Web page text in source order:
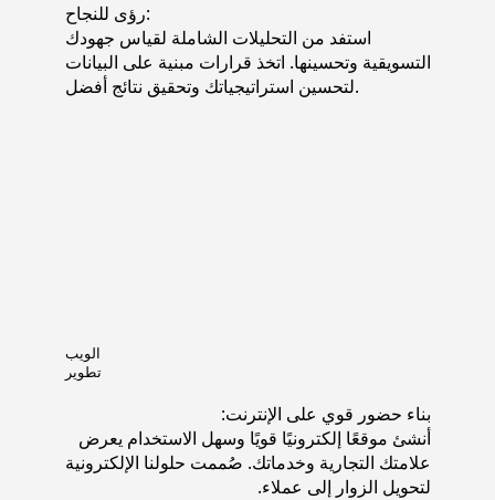
رؤى للنجاح:
استفد من التحليلات الشاملة لقياس جهودك
التسويقية وتحسينها. اتخذ قرارات مبنية على البيانات
لتحسين استراتيجياتك وتحقيق نتائج أفضل.
الويب
تطوير
بناء حضور قوي على الإنترنت:
أنشئ موقعًا إلكترونيًا قويًا وسهل الاستخدام يعرض
علامتك التجارية وخدماتك. صُممت حلولنا الإلكترونية
لتحويل الزوار إلى عملاء.